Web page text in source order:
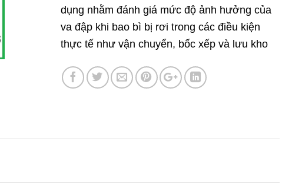
dụng nhằm đánh giá mức độ ảnh hưởng của
va đập khi bao bì bị rơi trong các điều kiện
thực tế như vận chuyển, bốc xếp và lưu kho